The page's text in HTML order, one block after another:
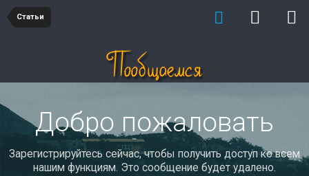
Статьи
Добро пожаловать
Зарегистрируйтесь сейчас, чтобы получить доступ ко всем
нашим функциям. Это сообщение будет удалено.